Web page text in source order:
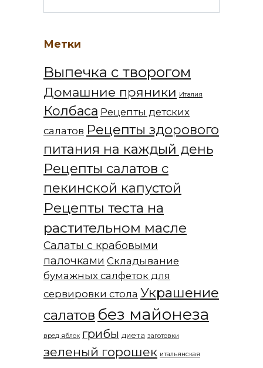
Метки
Выпечка с творогом
Домашние пряники Италия
Колбаса Рецепты детских
салатов Рецепты здорового
питания на каждый день
Рецепты салатов с
пекинской капустой
Рецепты теста на
растительном масле
Салаты с крабовыми
палочками Складывание
бумажных салфеток для
сервировки стола Украшение
салатов без майонеза
вред яблок грибы диета заготовки
зеленый горошек итальянская